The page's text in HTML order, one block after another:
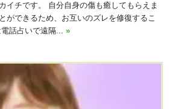
イチです。 自分自身の傷も癒してもらえま
ができるため、お互いのズレを修復するこ
話占いで遠隔... »